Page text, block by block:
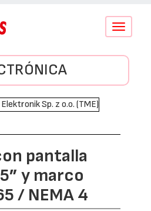
Conmutar
pantalla
y marco
/ NEMA 4